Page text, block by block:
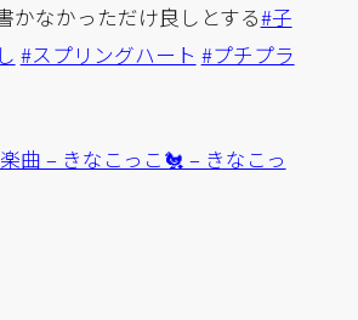
かなかっただけ良しとする#子
#スプリングハート #プチプラ
曲 – きなこっこ🐔 – きなこっ